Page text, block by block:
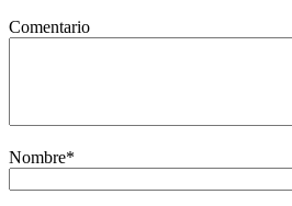
Comentario
Nombre*